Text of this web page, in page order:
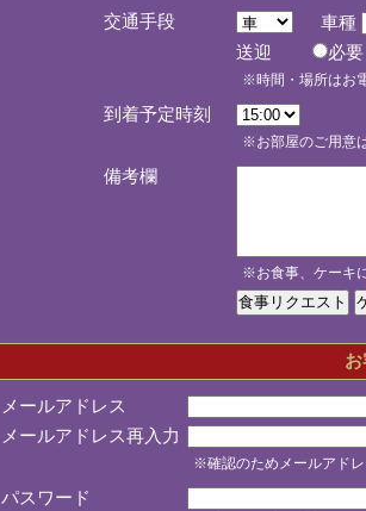
交通手段
車種
送迎
※時間・場所はお
到着予定時刻
※お部屋のご用意
備考欄
※お食事、ケーキ
メールアドレス
メールアドレス再入力
※確認のためメールアド
パスワード